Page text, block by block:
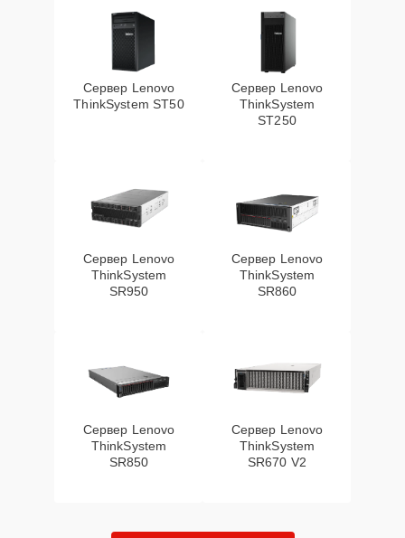
Сервер Lenovo
ThinkSystem ST50
Сервер Lenovo
ThinkSystem
ST250
Сервер Lenovo
ThinkSystem
SR950
Сервер Lenovo
ThinkSystem
SR860
Сервер Lenovo
ThinkSystem
SR850
Сервер Lenovo
ThinkSystem
SR670 V2